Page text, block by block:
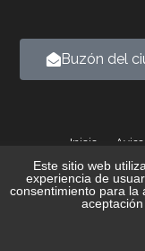
Buzón del
Inicio
2026 ©
Este sitio web
experiencia de
consentimiento para la